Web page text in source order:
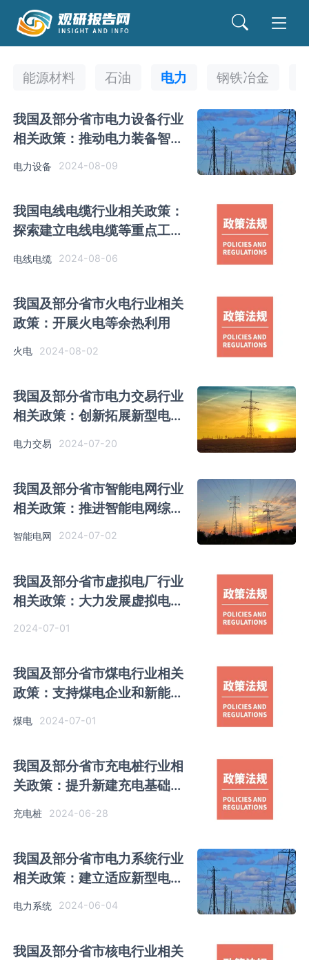
能源材料 石油 电力 钢铁冶金
我国及部分省市电力设备行业
相关政策：推动电力装备智能
电力设备 2024-08-09
我国电线电缆行业相关政策：
探索建立电线电缆等重点工程
电线电缆 2024-08-06
我国及部分省市火电行业相关
政策：开展火电等余热利用
火电 2024-08-02
我国及部分省市电力交易行业
相关政策：创新拓展新型电力
系统商业模式和交易机制
电力交易 2024-07-20
我国及部分省市智能电网行业
相关政策：推进智能电网综合
智能电网 2024-07-02
我国及部分省市虚拟电厂行业
相关政策：大力发展虚拟电厂
2024-07-01
我国及部分省市煤电行业相关
政策：支持煤电企业和新能源
企业实质性联营
煤电 2024-07-01
我国及部分省市充电桩行业相
关政策：提升新建充电基础设
施智能化水平
充电桩 2024-06-28
我国及部分省市电力系统行业
相关政策：建立适应新型电力
系统稳定管理体系
电力系统 2024-06-04
我国及部分省市核电行业相关